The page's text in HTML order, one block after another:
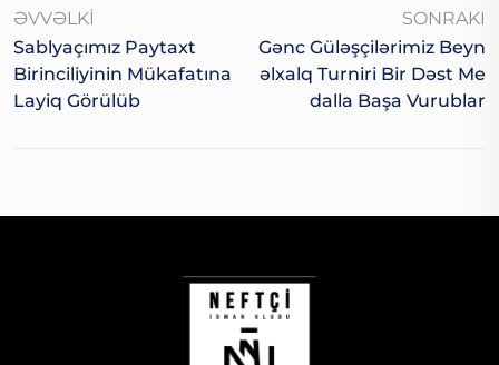
ƏVVƏLKI
Sablyaçımız Paytaxt
Birinciliyinin Mükafatına
Layiq Görülüb
SONRAKI
Gənc Güləşçilərimiz Beyn
Əlxalq Turniri Bir Dəst Me
Dalla Başa Vurublar